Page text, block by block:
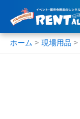
ホーム 現場用品